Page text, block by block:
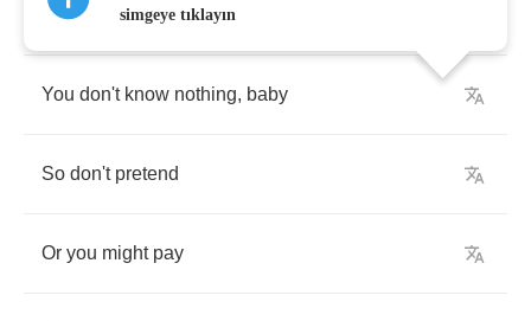
Which can tail
You don't know nothing, baby
So don't pretend
Or you might pay
simgeye tıklayın